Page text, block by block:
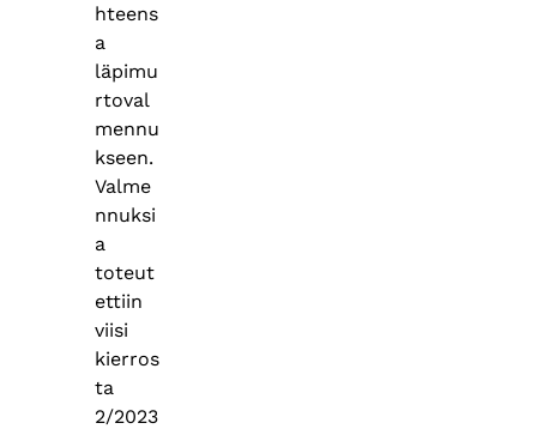
hteens
a
läpimu
rtoval
mennu
kseen.
Valme
nnuksi
a
toteut
ettiin
viisi
kierros
ta
2/2023